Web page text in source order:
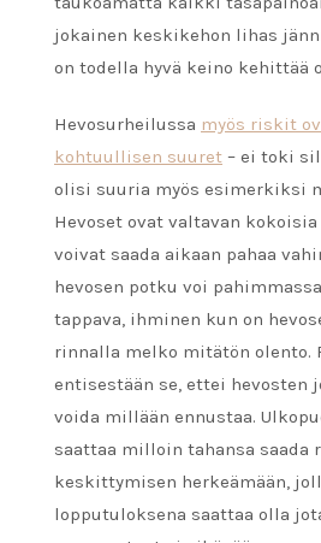
jokainen keskikehon lihas
on todella hyvä keino kehittää
Hevosurheilussa myös riskit
kohtuullisen suuret – ei toki
olisi suuria myös esimerkiksi
Hevoset ovat valtavan
voivat saada aikaan pahaa
hevosen potku voi
tappava, ihminen kun on
rinnalla melko mitätön olento.
entisestään se, ettei hevosten
voida millään ennustaa.
saattaa milloin tahansa saada
keskittymisen herkeämään,
lopputuloksena saattaa olla